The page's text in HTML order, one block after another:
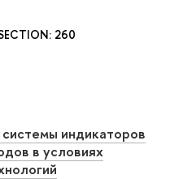
260
индикаторов
в условиях